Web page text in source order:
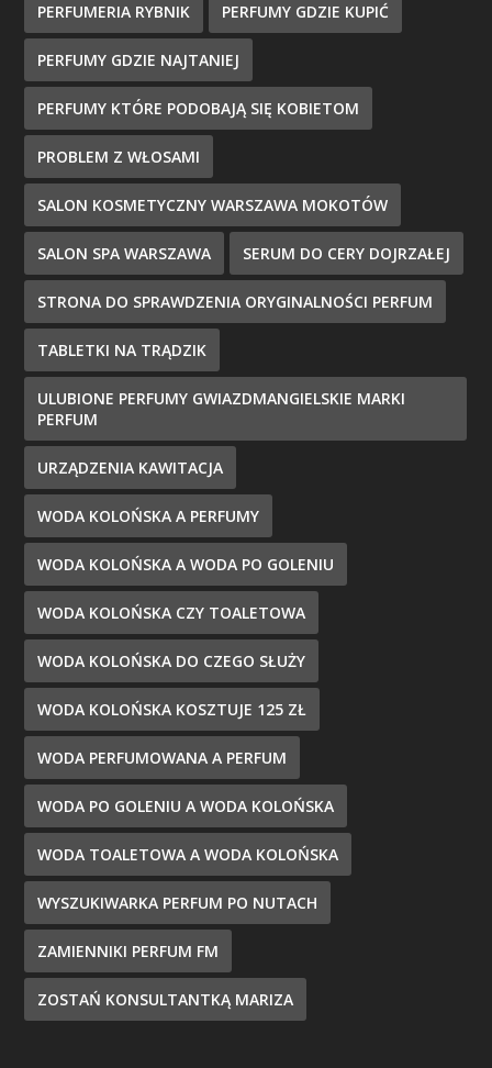
PERFUMERIA RYBNIK PERFUMY GDZIE KUPIĆ
PERFUMY GDZIE NAJTANIEJ
PERFUMY KTÓRE PODOBAJĄ SIĘ KOBIETOM
PROBLEM Z WŁOSAMI
SALON KOSMETYCZNY WARSZAWA MOKOTÓW
SALON SPA WARSZAWA SERUM DO CERY DOJRZAŁEJ
STRONA DO SPRAWDZENIA ORYGINALNOŚCI PERFUM
TABLETKI NA TRĄDZIK
ULUBIONE PERFUMY GWIAZDMANGIELSKIE MARKI
PERFUM
URZĄDZENIA KAWITACJA
WODA KOLOŃSKA A PERFUMY
WODA KOLOŃSKA A WODA PO GOLENIU
WODA KOLOŃSKA CZY TOALETOWA
WODA KOLOŃSKA DO CZEGO SŁUŻY
WODA KOLOŃSKA KOSZTUJE 125 ZŁ
WODA PERFUMOWANA A PERFUM
WODA PO GOLENIU A WODA KOLOŃSKA
WODA TOALETOWA A WODA KOLOŃSKA
WYSZUKIWARKA PERFUM PO NUTACH
ZAMIENNIKI PERFUM FM
ZOSTAŃ KONSULTANTKĄ MARIZA